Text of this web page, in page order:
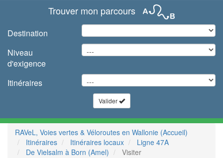
Trouver mon parcours
Destination
Niveau
d'exigence
Itinéraires
Valider
RAVeL, Voies vertes & Véloroutes en Wallonie (Accueil)
Itinéraires
Itinéraires locaux
Ligne 47A
De Vielsalm à Born (Amel)
Visiter